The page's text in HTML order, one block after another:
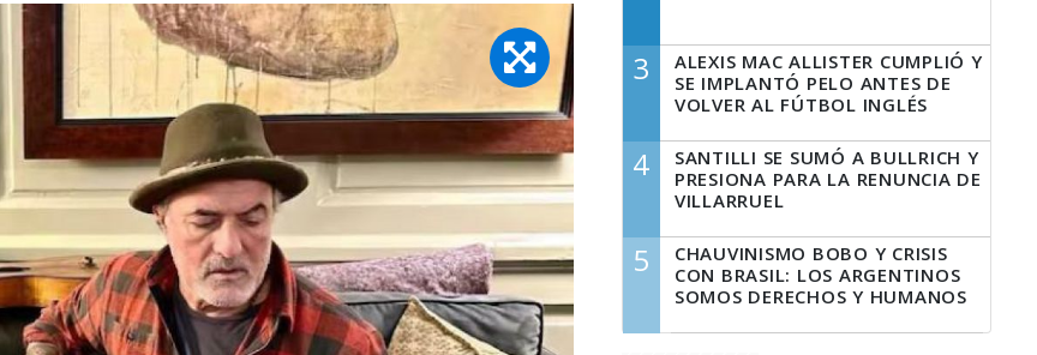
3
ALEXIS MAC ALLISTER CUMPLIÓ Y
SE IMPLANTÓ PELO ANTES DE
VOLVER AL FÚTBOL INGLÉS
4
SANTILLI SE SUMÓ A BULLRICH Y
PRESIONA PARA LA RENUNCIA DE
VILLARRUEL
5
CHAUVINISMO BOBO Y CRISIS
CON BRASIL: LOS ARGENTINOS
SOMOS DERECHOS Y HUMANOS